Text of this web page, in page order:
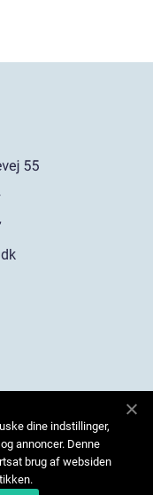
dine indstillinger,
annoncer. Denne
brug af websiden